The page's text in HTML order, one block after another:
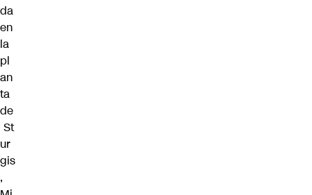
da
en
la
pl
an
ta
de
St
ur
gis
,